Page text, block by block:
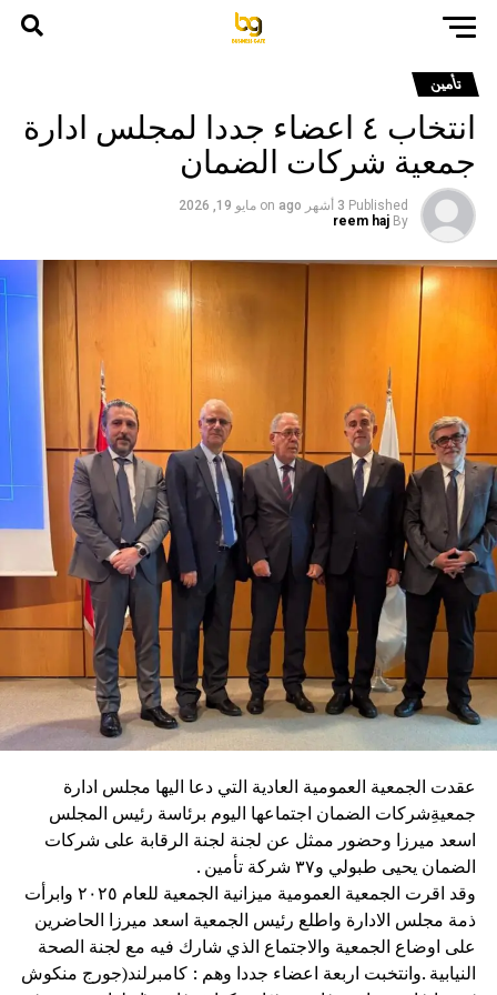
تأمين
انتخاب ٤ اعضاء جددا لمجلس ادارة
جمعية شركات الضمان
Published 3 أشهر ago on مايو 19, 2026
By
reem haj
عقدت الجمعية العمومية العادية التي دعا اليها مجلس ادارة
جمعيةِشركات الضمان اجتماعها اليوم برئاسة رئيس المجلس
اسعد ميرزا وحضور ممثل عن لجنة لجنة الرقابة على شركات
الضمان يحيى طبولي و٣٧ شركة تأمين .
وقد اقرت الجمعية العمومية ميزانية الجمعية للعام ٢٠٢٥ وابرأت
ذمة مجلس الادارة واطلع رئيس الجمعية اسعد ميرزا الحاضرين
على اوضاع الجمعية والاجتماع الذي شارك فيه مع لجنة الصحة
النيابية .وانتخبت اربعة اعضاء جددا وهم : كامبرلند(جورج منكوش